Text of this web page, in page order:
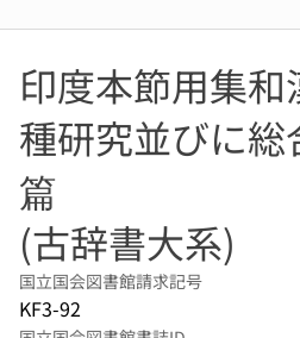
印度本節用集
種研究並びに総
篇
(古辞書大系)
国立国会図書館請求記号
KF3-92